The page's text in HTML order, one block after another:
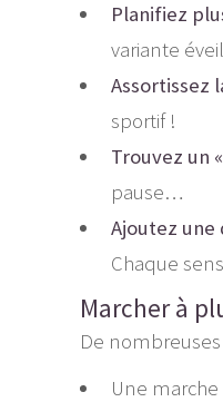
Planifiez
variante
Assortissez
sportif !
Trouvez un
pause…
Ajoutez une
Chaque
Marcher à
De
Une